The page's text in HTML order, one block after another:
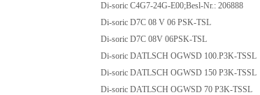
Di-soric C4G7-24G-E00;Besl-Nr.: 206888
Di-soric D7C 08 V 06 PSK-TSL
Di-soric D7C 08V 06PSK-TSL
Di-soric DATLSCH OGWSD 100.P3K-TSSL
Di-soric DATLSCH OGWSD 150 P3K-TSSL
Di-soric DATLSCH OGWSD 70 P3K-TSSL